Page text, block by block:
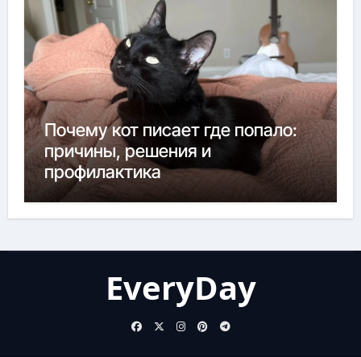
Почему кот писает где попало:
причины, решения и
профилактика
EveryDay